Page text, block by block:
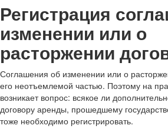
Регистрация
изменении или о
расторжении
Соглашения об изменении или о
его неотъемлемой частью. Поэтому на
возникает вопрос: всякое ли
договору аренды, прошедшему
тоже необходимо регистрировать.